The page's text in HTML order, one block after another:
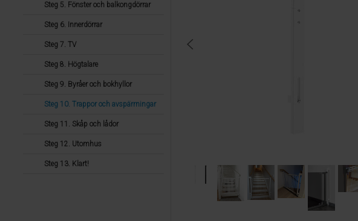
Steg 5. Fönster och balkongdörrar
Steg 6. Innerdörrar
Steg 7. TV
Steg 8. Högtalare
Steg 9. Byråer och bokhyllor
Steg 10. Trappor och avspärrningar
Steg 11. Skåp och lådor
Steg 12. Utomhus
Steg 13. Klart!